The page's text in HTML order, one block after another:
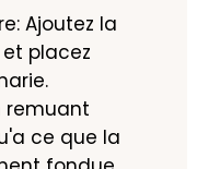
Ajoutez la
placez
remuant
ce que la